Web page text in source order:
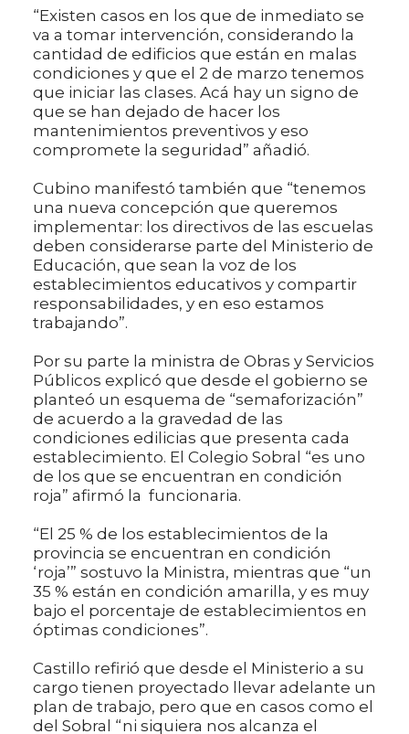
“Existen casos en los que de inmediato se
va a tomar intervención, considerando la
cantidad de edificios que están en malas
condiciones y que el 2 de marzo tenemos
que iniciar las clases. Acá hay un signo de
que se han dejado de hacer los
mantenimientos preventivos y eso
compromete la seguridad” añadió.
Cubino manifestó también que “tenemos
una nueva concepción que queremos
implementar: los directivos de las escuelas
deben considerarse parte del Ministerio de
Educación, que sean la voz de los
establecimientos educativos y compartir
responsabilidades, y en eso estamos
trabajando”.
Por su parte la ministra de Obras y Servicios
Públicos explicó que desde el gobierno se
planteó un esquema de “semaforización”
de acuerdo a la gravedad de las
condiciones edilicias que presenta cada
establecimiento. El Colegio Sobral “es uno
de los que se encuentran en condición
roja” afirmó la funcionaria.
“El 25 % de los establecimientos de la
provincia se encuentran en condición
‘roja’” sostuvo la Ministra, mientras que “un
35 % están en condición amarilla, y es muy
bajo el porcentaje de establecimientos en
óptimas condiciones”.
Castillo refirió que desde el Ministerio a su
cargo tienen proyectado llevar adelante un
plan de trabajo, pero que en casos como el
del Sobral “ni siquiera nos alcanza el